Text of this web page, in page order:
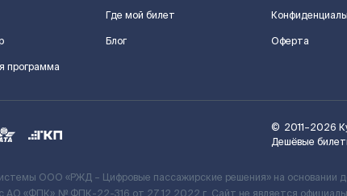
программа
Где мой билет
Блог
Оферта
© 2011–2026
Дешёвые
ООО «РЖД – Цифровые пассажирские решения» на